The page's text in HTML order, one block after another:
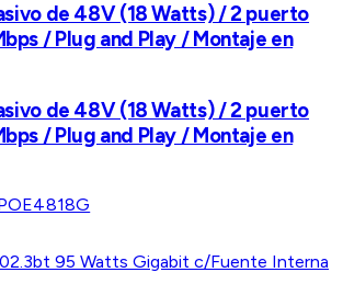
de 48V (18 Watts) / 2 puerto
/ Plug and Play / Montaje en
de 48V (18 Watts) / 2 puerto
/ Plug and Play / Montaje en